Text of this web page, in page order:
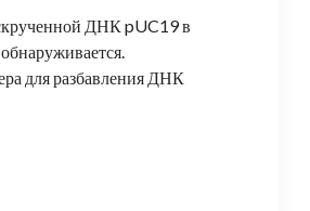
ДНК pUC19 в
для разбавления ДНК